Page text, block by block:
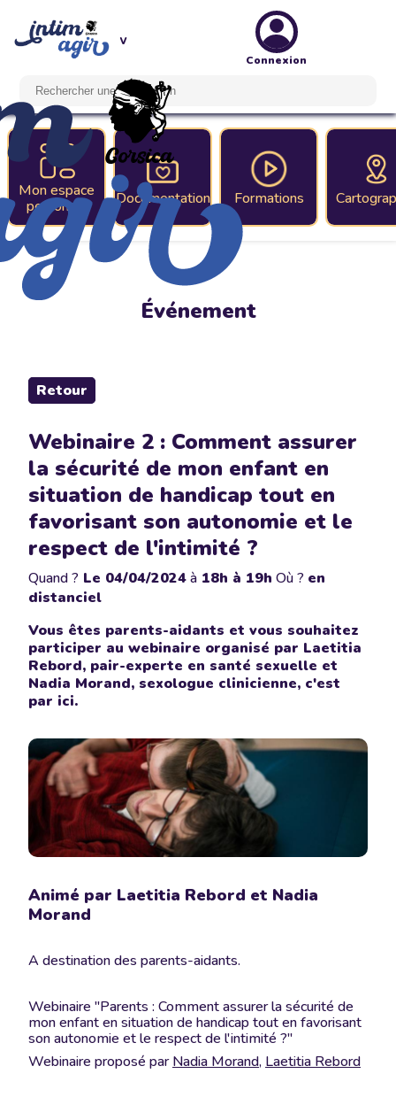
Connexion
Mon espace
personnel
Documentation Formations
Événement
Retour
Webinaire 2 : Comment assurer
la sécurité de mon enfant en
situation de handicap tout en
favorisant son autonomie et le
respect de l'intimité ?
Quand ? Le 04/04/2024à 18h à 19h Où ? en
distanciel
Vous êtes parents-aidants et vous souhaitez
participer au webinaire organisé par Laetitia
Rebord, pair-experte en santé sexuelle et
Nadia Morand, sexologue clinicienne, c'est
par ici.
Animé par Laetitia Rebord et Nadia
Morand
A destination des parents-aidants.
Webinaire "Parents : Comment assurer la sécurité de
mon enfant en situation de handicap tout en favorisant
son autonomie et le respect de l'intimité ?"
Webinaire proposé parNadia Morand, Laetitia Rebord